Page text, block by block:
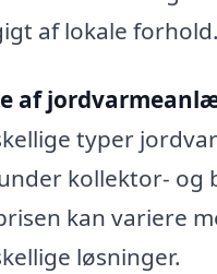
af lokale forhold.
af
typer
kollektor- og
kan variere
løsninger.